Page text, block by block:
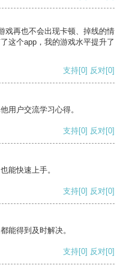
戏再也不会出现卡顿、掉线的情
这个app，我的游戏水平提升了
支持[0] 反对[0]
用户交流学习心得。
支持[0] 反对[0]
能快速上手。
支持[0] 反对[0]
能得到及时解决。
支持[0] 反对[0]